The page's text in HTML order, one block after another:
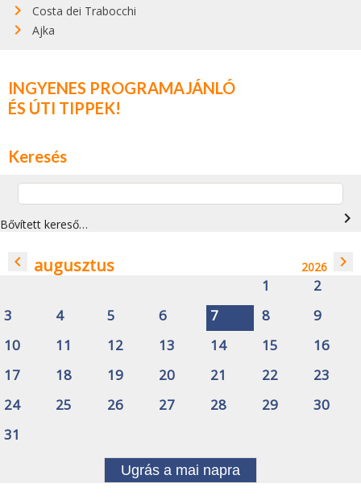
Costa dei Trabocchi
Ajka
INGYENES PROGRAMAJÁNLÓ
ÉS ÚTI TIPPEK!
Keresés
Bővített kereső… navigate_next
navigate_before augusztus 2026 navigate_next
1
2
3
4 5 6 7 8
9
10
11 12 13 14 15
16
17
18 19 20 21 22
23
24
25 26 27 28 29
30
31
Ugrás a mai napra